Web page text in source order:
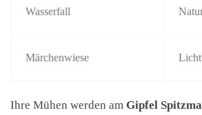
Wasserfall
Märchenwiese
Ihre Mühen werden am Gipfel